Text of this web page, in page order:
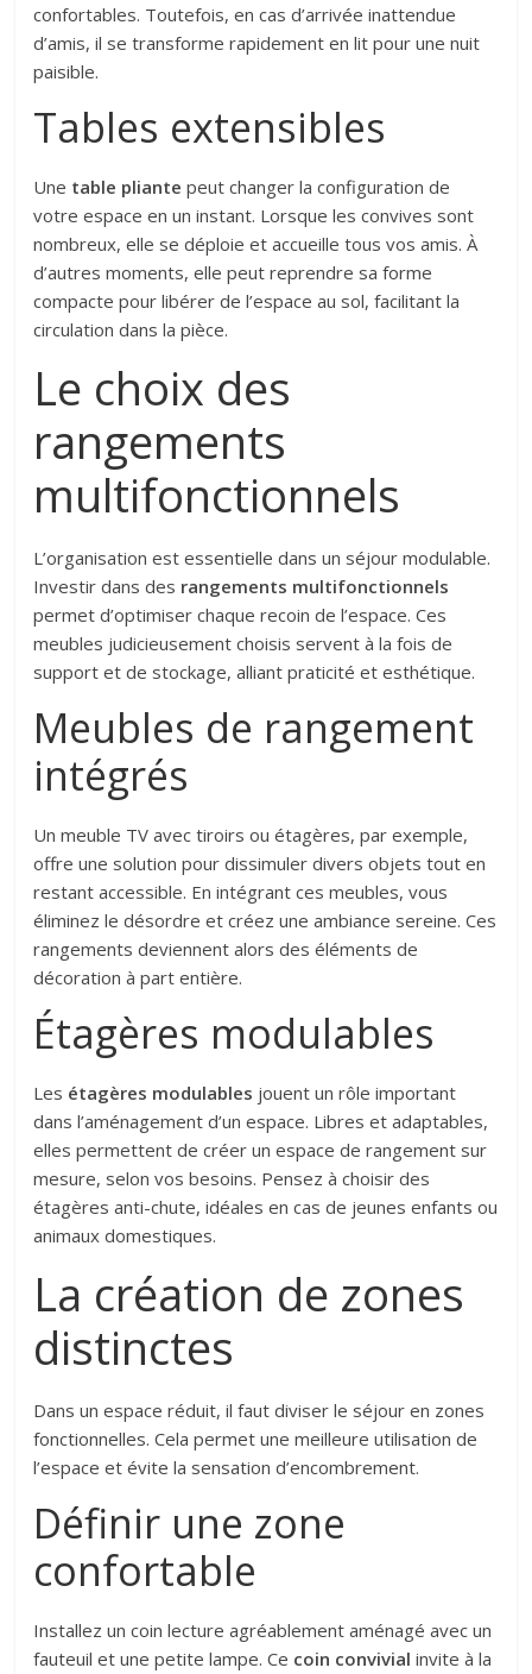
confortables. Toutefois, en cas d’arrivée inattendue
d’amis, il se transforme rapidement en lit pour une nuit
paisible.
Tables extensibles
Une table pliante peut changer la configuration de
votre espace en un instant. Lorsque les convives sont
nombreux, elle se déploie et accueille tous vos amis. À
d’autres moments, elle peut reprendre sa forme
compacte pour libérer de l’espace au sol, facilitant la
circulation dans la pièce.
Le choix des
rangements
multifonctionnels
L’organisation est essentielle dans un séjour modulable.
Investir dans des rangements multifonctionnels
permet d’optimiser chaque recoin de l’espace. Ces
meubles judicieusement choisis servent à la fois de
support et de stockage, alliant praticité et esthétique.
Meubles de rangement
intégrés
Un meuble TV avec tiroirs ou étagères, par exemple,
offre une solution pour dissimuler divers objets tout en
restant accessible. En intégrant ces meubles, vous
éliminez le désordre et créez une ambiance sereine. Ces
rangements deviennent alors des éléments de
décoration à part entière.
Étagères modulables
Les étagères modulables jouent un rôle important
dans l’aménagement d’un espace. Libres et adaptables,
elles permettent de créer un espace de rangement sur
mesure, selon vos besoins. Pensez à choisir des
étagères anti-chute, idéales en cas de jeunes enfants ou
animaux domestiques.
La création de zones
distinctes
Dans un espace réduit, il faut diviser le séjour en zones
fonctionnelles. Cela permet une meilleure utilisation de
l’espace et évite la sensation d’encombrement.
Définir une zone
confortable
Installez un coin lecture agréablement aménagé avec un
fauteuil et une petite lampe. Ce coin convivial invite à la